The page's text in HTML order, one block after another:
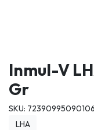
Inmul-V
Gr
SKU: 72390995090106
LHA